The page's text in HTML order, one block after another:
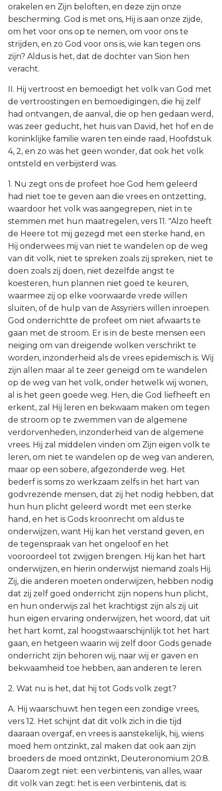
orakelen en Zijn beloften, en deze zijn onze
bescherming. God is met ons, Hij is aan onze zijde,
om het voor ons op te nemen, om voor ons te
strijden, en zo God voor ons is, wie kan tegen ons
zijn? Aldus is het, dat de dochter van Sion hen
veracht.
II. Hij vertroost en bemoedigt het volk van God met
de vertroostingen en bemoedigingen, die hij zelf
had ontvangen, de aanval, die op hen gedaan werd,
was zeer geducht, het huis van David, het hof en de
koninklijke familie waren ten einde raad, Hoofdstuk
4, 2, en zo was het geen wonder, dat ook het volk
ontsteld en verbijsterd was.
1. Nu zegt ons de profeet hoe God hem geleerd
had niet toe te geven aan die vrees en ontzetting,
waardoor het volk was aangegrepen, niet in te
stemmen met hun maatregelen, vers 11. "Alzo heeft
de Heere tot mij gezegd met een sterke hand, en
Hij onderwees mij van niet te wandelen op de weg
van dit volk, niet te spreken zoals zij spreken, niet te
doen zoals zij doen, niet dezelfde angst te
koesteren, hun plannen niet goed te keuren,
waarmee zij op elke voorwaarde vrede willen
sluiten, of de hulp van de Assyriërs willen inroepen.
God onderrichtte de profeet om niet afwaarts te
gaan met de stroom. Er is in de beste mensen een
neiging om van dreigende wolken verschrikt te
worden, inzonderheid als de vrees epidemisch is. Wij
zijn allen maar al te zeer geneigd om te wandelen
op de weg van het volk, onder hetwelk wij wonen,
al is het geen goede weg. Hen, die God liefheeft en
erkent, zal Hij leren en bekwaam maken om tegen
de stroom op te zwemmen van de algemene
verdorvenheden, inzonderheid van de algemene
vrees. Hij zal middelen vinden om Zijn eigen volk te
leren, om niet te wandelen op de weg van anderen,
maar op een sobere, afgezonderde weg. Het
bederf is soms zo werkzaam zelfs in het hart van
godvrezende mensen, dat zij het nodig hebben, dat
hun hun plicht geleerd wordt met een sterke
hand, en het is Gods kroonrecht om aldus te
onderwijzen, want Hij kan het verstand geven, en
de tegenspraak van het ongeloof en het
vooroordeel tot zwijgen brengen. Hij kan het hart
onderwijzen, en hierin onderwijst niemand zoals Hij.
Zij, die anderen moeten onderwijzen, hebben nodig
dat zij zelf goed onderricht zijn nopens hun plicht,
en hun onderwijs zal het krachtigst zijn als zij uit
hun eigen ervaring onderwijzen, het woord, dat uit
het hart komt, zal hoogstwaarschijnlijk tot het hart
gaan, en hetgeen waarin wij zelf door Gods genade
onderricht zijn behoren wij, naar wij er gaven en
bekwaamheid toe hebben, aan anderen te leren.
2. Wat nu is het, dat hij tot Gods volk zegt?
A. Hij waarschuwt hen tegen een zondige vrees,
vers 12. Het schijnt dat dit volk zich in die tijd
daaraan overgaf, en vrees is aanstekelijk, hij, wiens
moed hem ontzinkt, zal maken dat ook aan zijn
broeders de moed ontzinkt, Deuteronomium 20:8.
Daarom zegt niet: een verbintenis, van alles, waar
dit volk van zegt: het is een verbintenis, dat is: